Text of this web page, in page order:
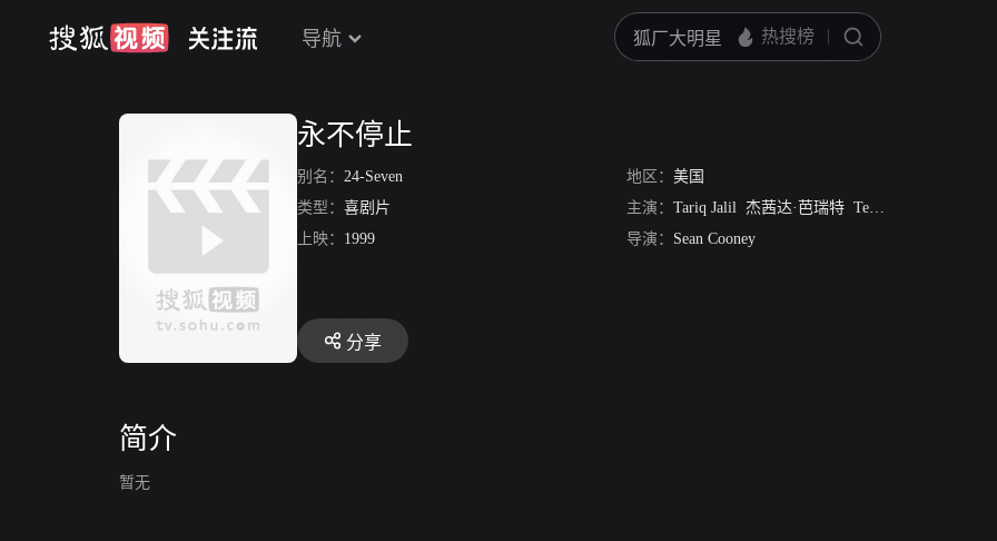
导航
永不停止
别名： 24-Seven 地区： 美国
类型： 喜剧片 主演： Tariq Jalil 杰茜达·芭瑞特 Terrence Evans
上映： 1999 导演： Sean Cooney
分享
简介
暂无